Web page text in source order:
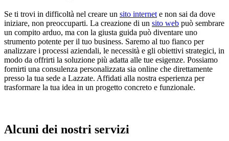
Se ti trovi in difficoltà nel creare un sito internet e non sai da dove
iniziare, non preoccuparti. La creazione di un sito web può sembrare
un compito arduo, ma con la giusta guida può diventare uno
strumento potente per il tuo business. Saremo al tuo fianco per
analizzare i processi aziendali, le necessità e gli obiettivi strategici, in
modo da offrirti la soluzione più adatta alle tue esigenze. Possiamo
fornirti una consulenza personalizzata sia online che direttamente
presso la tua sede a Lazzate. Affidati alla nostra esperienza per
trasformare la tua idea in un progetto concreto e funzionale.
Alcuni dei nostri servizi